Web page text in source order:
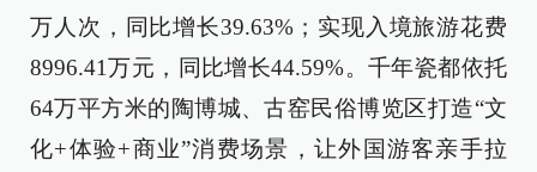
万人次，同比增长39.63%；实现入境旅游花费
8996.41万元，同比增长44.59%。千年瓷都依托
64万平方米的陶博城、古窑民俗博览区打造“文
化+体验+商业”消费场景，让外国游客亲手拉